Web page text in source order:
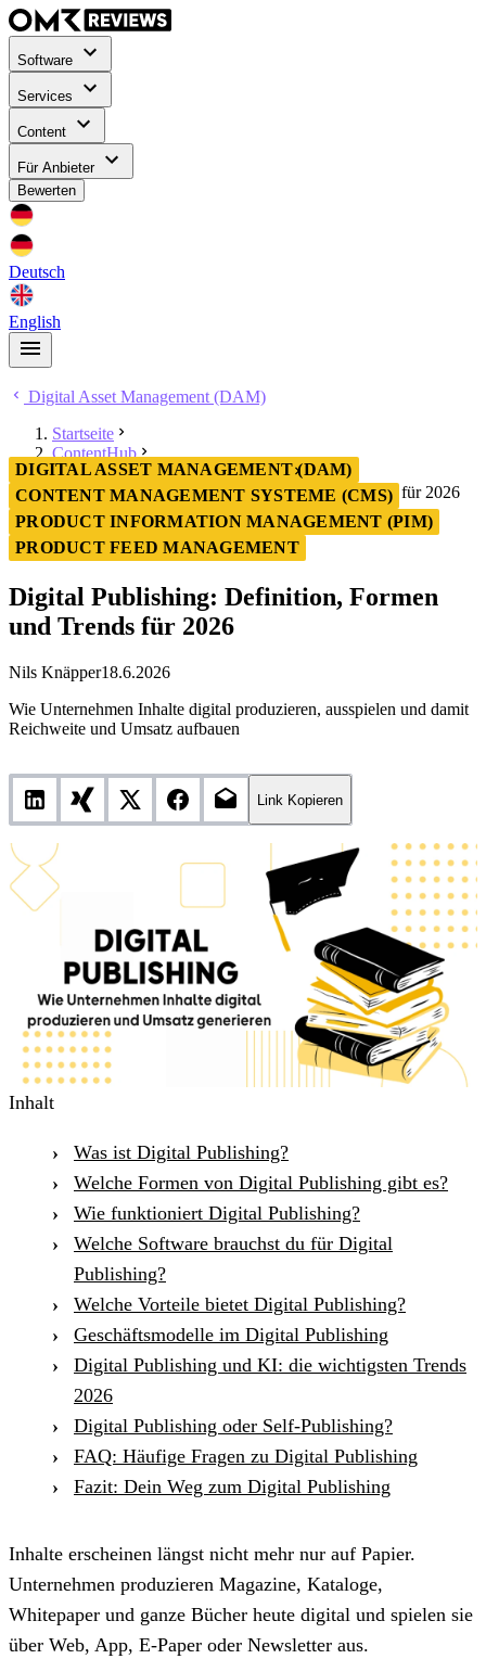
Software
Services
Content
Für Anbieter
Bewerten
Deutsch
English
Digital Asset Management (DAM)
Startseite
ContentHub
Digital Asset Management (DAM)
Digital Publishing: Definition, Formen und Trends für 2026
DIGITAL ASSET MANAGEMENT (DAM)
CONTENT MANAGEMENT SYSTEME (CMS)
PRODUCT INFORMATION MANAGEMENT (PIM)
PRODUCT FEED MANAGEMENT
Digital Publishing: Definition, Formen
und Trends für 2026
Nils Knäpper18.6.2026
Wie Unternehmen Inhalte digital produzieren, ausspielen und damit
Reichweite und Umsatz aufbauen
Link Kopieren
Inhalt
Was ist Digital Publishing?
Welche Formen von Digital Publishing gibt es?
Wie funktioniert Digital Publishing?
Welche Software brauchst du für Digital
Publishing?
Welche Vorteile bietet Digital Publishing?
Geschäftsmodelle im Digital Publishing
Digital Publishing und KI: die wichtigsten Trends
2026
Digital Publishing oder Self-Publishing?
FAQ: Häufige Fragen zu Digital Publishing
Fazit: Dein Weg zum Digital Publishing
Inhalte erscheinen längst nicht mehr nur auf Papier.
Unternehmen produzieren Magazine, Kataloge,
Whitepaper und ganze Bücher heute digital und spielen sie
über Web, App, E-Paper oder Newsletter aus.